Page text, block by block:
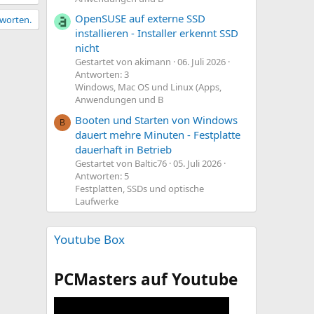
OpenSUSE auf externe SSD
installieren - Installer erkennt SSD
nicht
Gestartet von akimann 06. Juli 2026
Antworten: 3
Windows, Mac OS und Linux (Apps,
Anwendungen und B
B
Booten und Starten von Windows
dauert mehre Minuten - Festplatte
dauerhaft in Betrieb
Gestartet von Baltic76 05. Juli 2026
Antworten: 5
Festplatten, SSDs und optische
Laufwerke
Youtube Box
PCMasters auf Youtube